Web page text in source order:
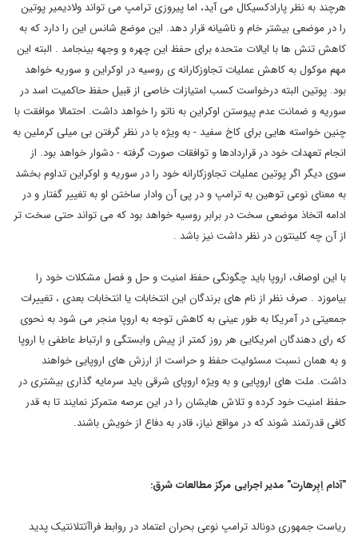
هرچند به نظر پارادکسیکال می آید، اما پیروزی ترامپ می تواند ولادیمیر پوتین
را در موضعی بیشتر خام و ناشیانه قرار دهد. این موضع شانس این را دارد که به
کاهش تنش ها با ایالات متحده برای حفظ این چهره و وجهه بینجامد . البته این
مهم موکول به کاهش عملیات تجاوزکارانه ی روسیه در اوکراین و سوریه خواهد
بود. پوتین البته درخواست کسب امتیازات خاصی از قبیل حفظ حاکمیت اسد در
سوریه و ضمانت عدم پیوستن اوکراین به ناتو را خواهد داشت. احتمالا موافقت با
چنین خواسته هایی برای کاخ سفید - به ویژه با در نظر گرفتن بی میلی کرملین به
انجام تعهدات خود در قراردادها و توافقات صورت گرفته - دشوار خواهد بود. از
سوی دیگر اگر پوتین عملیات تجاوزکارانه خود را در سوریه و اوکراین تداوم بخشد
به معنای نوعی توهین به ترامپ و در پی آن وادار ساختن او به تغییر گفتار و در
ادامه اتخاذ موضعی سخت در برابر روسیه خواهد بود که می تواند حتی سخت تر
از آن چه کلینتون در نظر داشت نیز باشد .
با این اوصاف، اروپا باید چگونگی حفظ امنیت و حل و فصل مشکلات خود را
بیاموزد . صرف نظر از نام های برندگان این انتخابات یا انتخابات بعدی ، تغییرات
جمعیتی در آمریکا به طور عینی به کاهش توجه به اروپا منجر می شود به نحوی
که رای دهندگان امریکایی هر روز کمتر از پیش وابستگی و ارتباط عاطفی با اروپا
و به همان نسبت مسئولیت حفظ و حراست از ارزش های اروپایی خواهند
داشت. ملت های اروپایی و به ویژه اروپای شرقی باید سرمایه گذاری بیشتری در
حفظ امنیت خود کرده و تلاش هایشان را در این عرصه متمرکز نمایند تا به قدر
کافی قدرتمند شوند که در مواقع نیاز، قادر به دفاع از خویش باشند.
"آدام اِبِرهارت" مدیر اجرایی مرکز مطالعات شرق:
ریاست جمهوری دونالد ترامپ نوعی بحران اعتماد در روابط فراآتتلانتیک پدید